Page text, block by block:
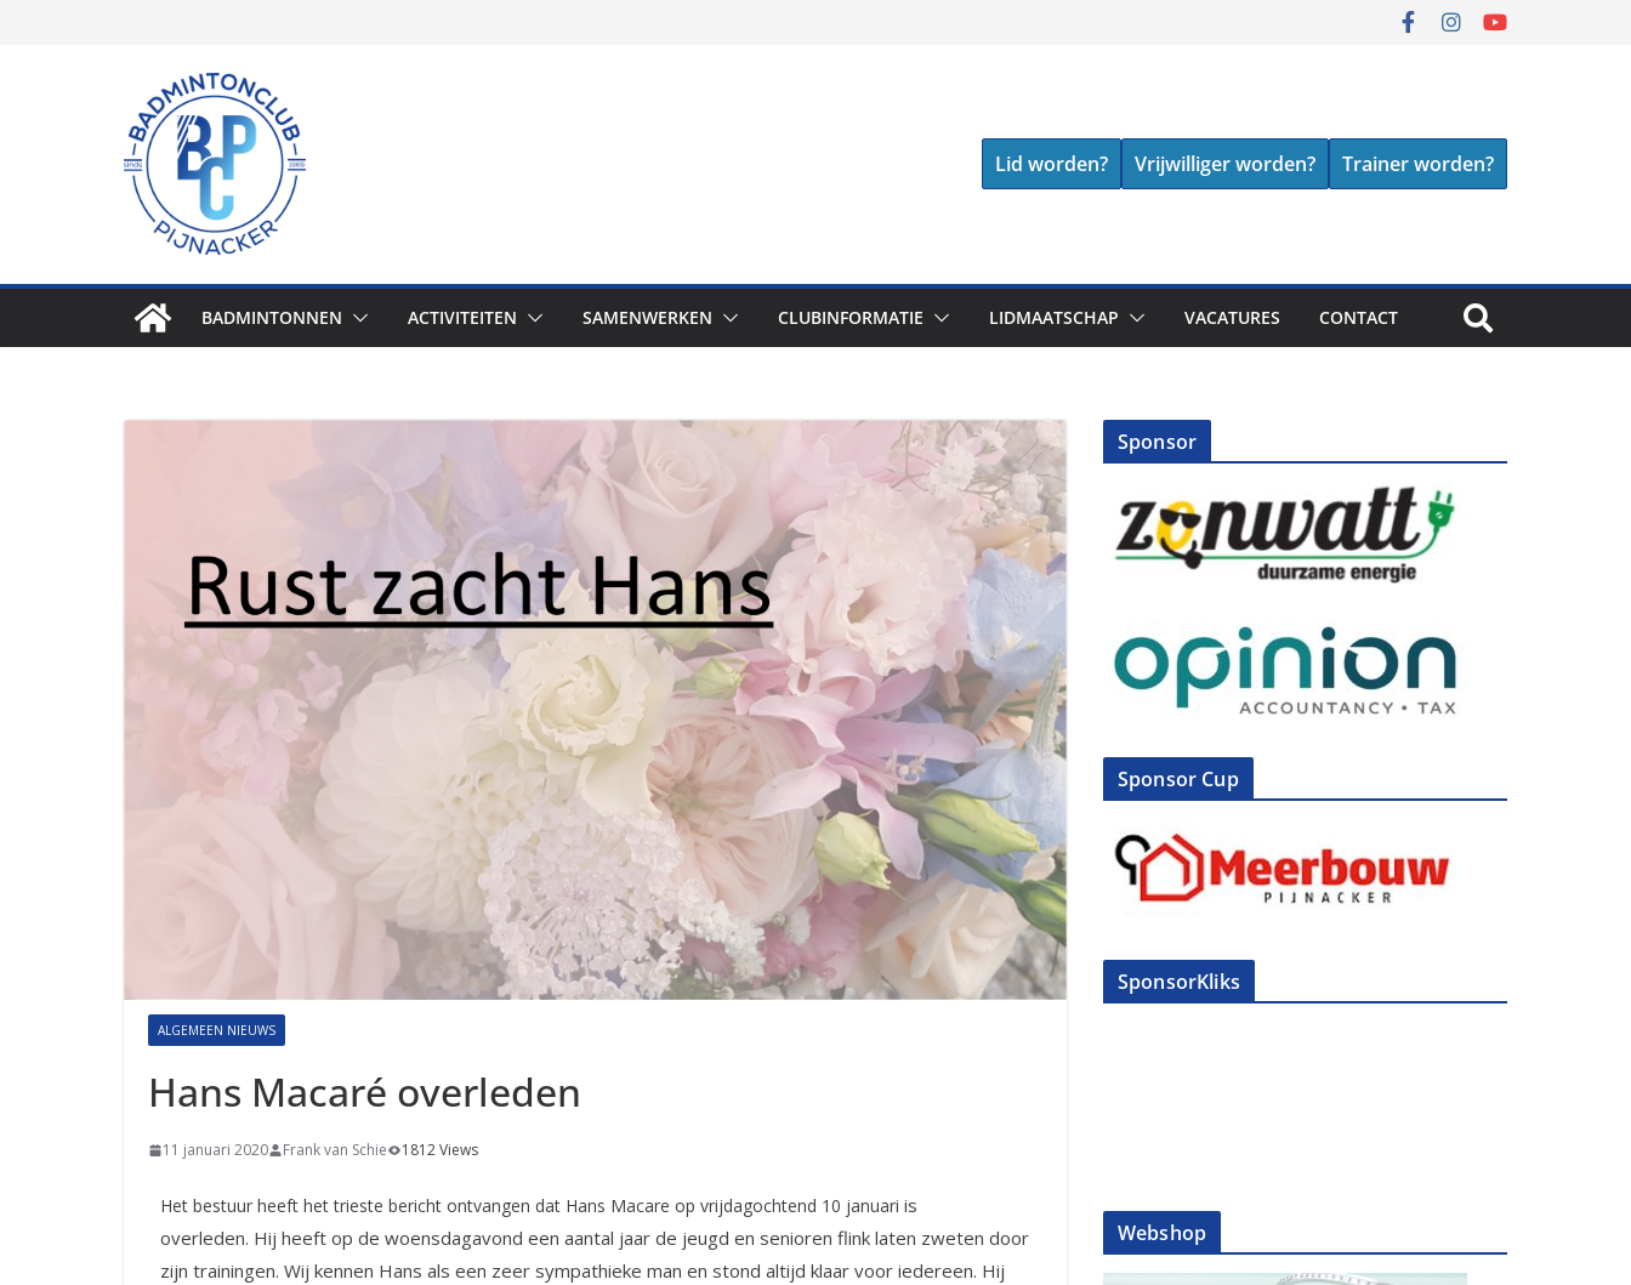
Lid worden? Vrijwilliger worden? Trainer worden?
BADMINTONNEN ACTIVITEITEN SAMENWERKEN CLUBINFORMATIE LIDMAATSCHAP VACATURES CONTACT
ALGEMEEN NIEUWS
Hans Macaré overleden
11 januari 2020 Frank van Schie 1812 Views
Het bestuur heeft het trieste bericht ontvangen dat Hans Macare op vrijdagochtend 10 januari is
overleden. Hij heeft op de woensdagavond een aantal jaar de jeugd en senioren flink laten zweten door
zijn trainingen. Wij kennen Hans als een zeer sympathieke man en stond altijd klaar voor iedereen. Hij
Sponsor
Sponsor Cup
SponsorKliks
Webshop